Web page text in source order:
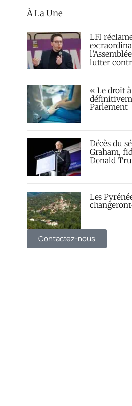
À La Une
LFI
lutter
« Le droit
Parlement
Décès du
Graham,
Donald
Les
Contactez-nous